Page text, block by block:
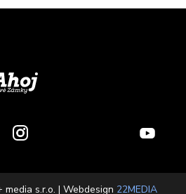
s.r.o. | Webdesign 22MEDIA